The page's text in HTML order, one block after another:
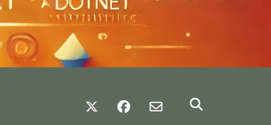
twitter facebook
email-form